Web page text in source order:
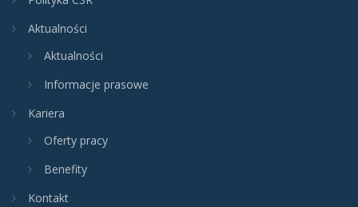
Aktualności
Aktualności
Informacje prasowe
Kariera
Oferty pracy
Benefity
Kontakt